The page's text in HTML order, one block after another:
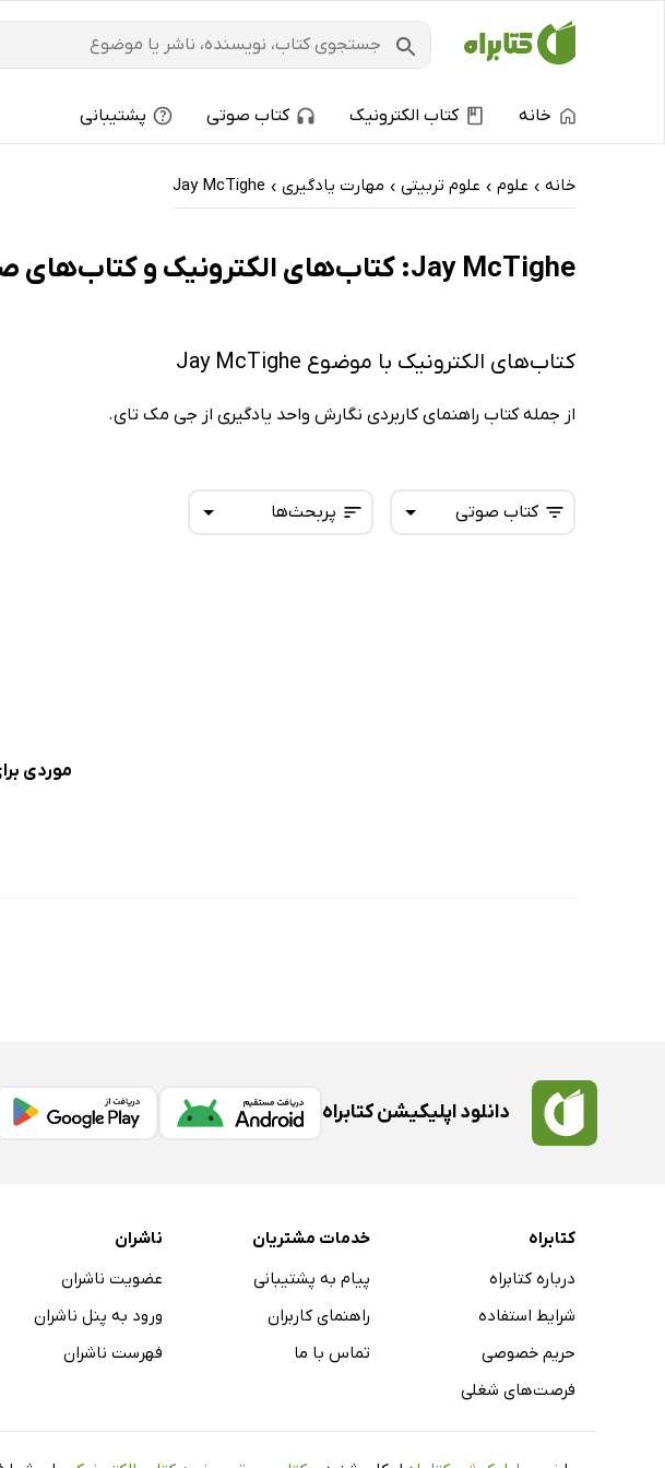
خانه کتاب الکترونیک کتاب صوتی پشتیبانی
خانه › علوم › علوم تربیتی › مهارت یادگیری ›
Jay McTighe
Jay McTighe: کتاب‌های الکترونیک و کتاب‌های صوتی - پربحث‌ها
کتاب‌های الکترونیک با موضوع Jay McTighe
از جمله کتاب راهنمای کاربردی نگارش واحد یادگیری از جی مک تای.
پربحث‌ها کتاب صوتی
موردی
دانلود اپلیکیشن کتابراه
کتابراه
درباره کتابراه
شرایط استفاده
حریم خصوصی
فرصت‌های شغلی
خدمات مشتریان
پیام به پشتیبانی
راهنمای کاربران
تماس با ما
ناشران
عضویت ناشران
ورود به پنل ناشران
فهرست ناشران